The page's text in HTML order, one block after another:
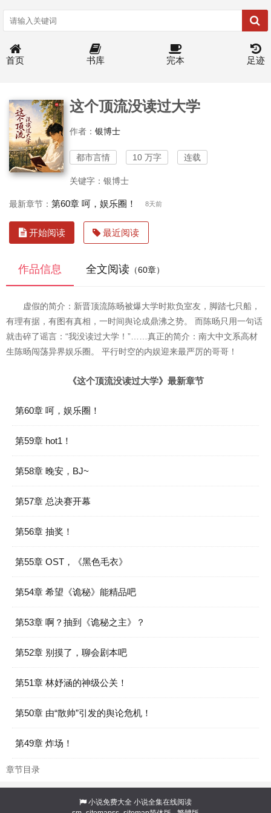
首页 书库 完本 足迹
这个顶流没读过大学
作者： 银博士
都市言情 10 万字 连载
关键字：银博士
最新章节： 第60章 呵，娱乐圈！ 8天前
开始阅读 最近阅读
作品信息 全文阅读 （60章）
虚假的简介：新晋顶流陈旸被爆大学时欺负室友，脚踏七只船，
有理有据，有图有真相，一时间舆论成鼎沸之势。 而陈旸只用一句话
就击碎了谣言：“我没读过大学！”……真正的简介：南大中文系高材
生陈旸闯荡异界娱乐圈。 平行时空的内娱迎来最严厉的哥哥！
《这个顶流没读过大学》最新章节
第60章 呵，娱乐圈！
第59章 hot1！
第58章 晚安，BJ~
第57章 总决赛开幕
第56章 抽奖！
第55章 OST，《黑色毛衣》
第54章 希望《诡秘》能精品吧
第53章 啊？抽到《诡秘之主》？
第52章 别摸了，聊会剧本吧
第51章 林妤涵的神级公关！
第50章 由“散帅”引发的舆论危机！
第49章 炸场！
章节目录
小说免费大全 小说全集在线阅读